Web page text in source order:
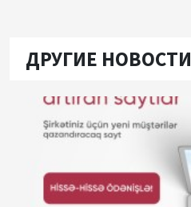
ДРУГИЕ НОВОСТИ